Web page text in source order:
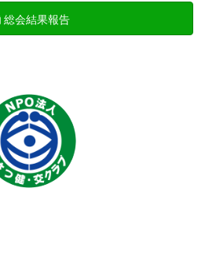
総会結果報告